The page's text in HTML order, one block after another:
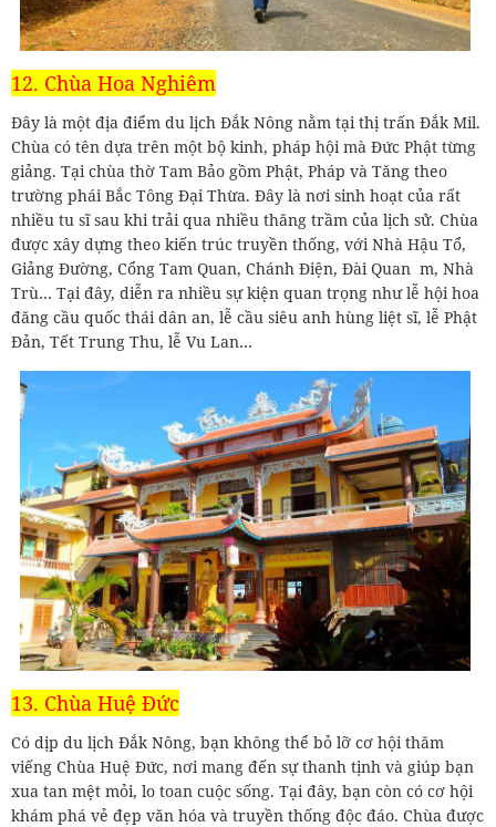
12. Chùa Hoa Nghiêm
Đây là một địa điểm du lịch Đắk Nông nằm tại thị trấn Đắk Mil.
Chùa có tên dựa trên một bộ kinh, pháp hội mà Đức Phật từng
giảng. Tại chùa thờ Tam Bảo gồm Phật, Pháp và Tăng theo
trường phái Bắc Tông Đại Thừa. Đây là nơi sinh hoạt của rất
nhiều tu sĩ sau khi trải qua nhiều thăng trầm của lịch sử. Chùa
được xây dựng theo kiến trúc truyền thống, với Nhà Hậu Tổ,
Giảng Đường, Cổng Tam Quan, Chánh Điện, Đài Quan m, Nhà
Trù… Tại đây, diễn ra nhiều sự kiện quan trọng như lễ hội hoa
đăng cầu quốc thái dân an, lễ cầu siêu anh hùng liệt sĩ, lễ Phật
Đản, Tết Trung Thu, lễ Vu Lan…
13. Chùa Huệ Đức
Có dịp du lịch Đắk Nông, bạn không thể bỏ lỡ cơ hội thăm
viếng Chùa Huệ Đức, nơi mang đến sự thanh tịnh và giúp bạn
xua tan mệt mỏi, lo toan cuộc sống. Tại đây, bạn còn có cơ hội
khám phá vẻ đẹp văn hóa và truyền thống độc đáo. Chùa được